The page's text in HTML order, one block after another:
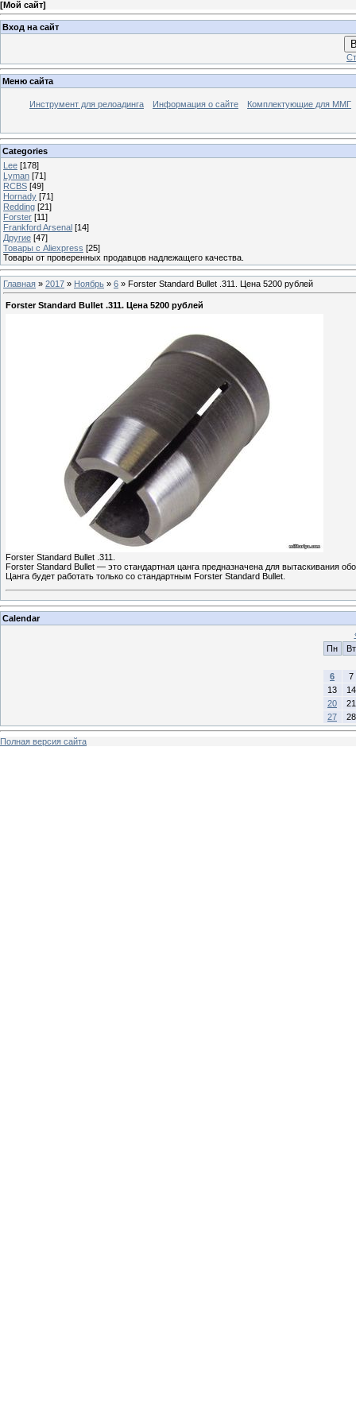
[Мой сайт]
Вход на сайт
Меню сайта
Инструмент для релоадинга Информация о сайте Комплектующие для ММГ
Categories
Lee [178]
Lyman [71]
RCBS [49]
Hornady [71]
Redding [21]
Forster [11]
Frankford Arsenal [14]
Другие [47]
Товары с Aliexpress [25]
Товары от проверенных продавцов надлежащего качества.
Главная » 2017 » Ноябрь » 6 » Forster Standard Bullet .311. Цена 5200 рублей
Forster Standard Bullet .311. Цена 5200 рублей
Forster Standard Bullet .311.
Forster Standard Bullet — это стандартная цанга предназначена для вытаскивания
Цанга будет работать только со стандартным Forster Standard Bullet.
Calendar
Пн
Вт
6
7
13
14
20
21
27
28
Полная версия сайта